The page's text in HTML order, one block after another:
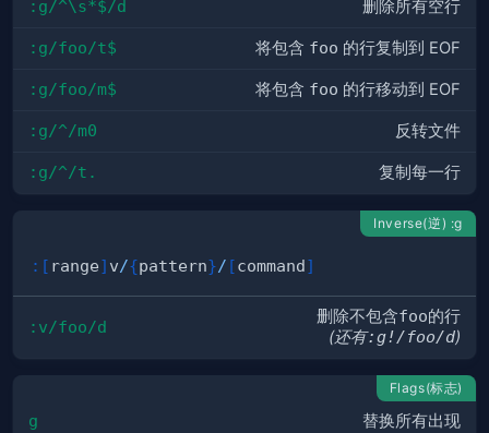
:g/^\s*$/d 删除所有空行
:g/foo/t$ 将包含 foo 的行复制到 EOF
:g/foo/m$ 将包含 foo 的行移动到 EOF
:g/^/m0 反转文件
:g/^/t. 复制每一行
Inverse(逆) :g
: [ range] v/{pattern}/ [command]
:v/foo/d
删除不包含foo的行
(还有:g!/foo/d)
Flags(标志)
g 替换所有出现